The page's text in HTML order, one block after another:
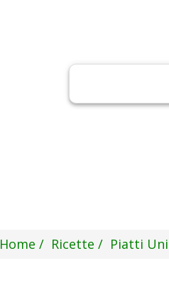
Home Ricette Piatti